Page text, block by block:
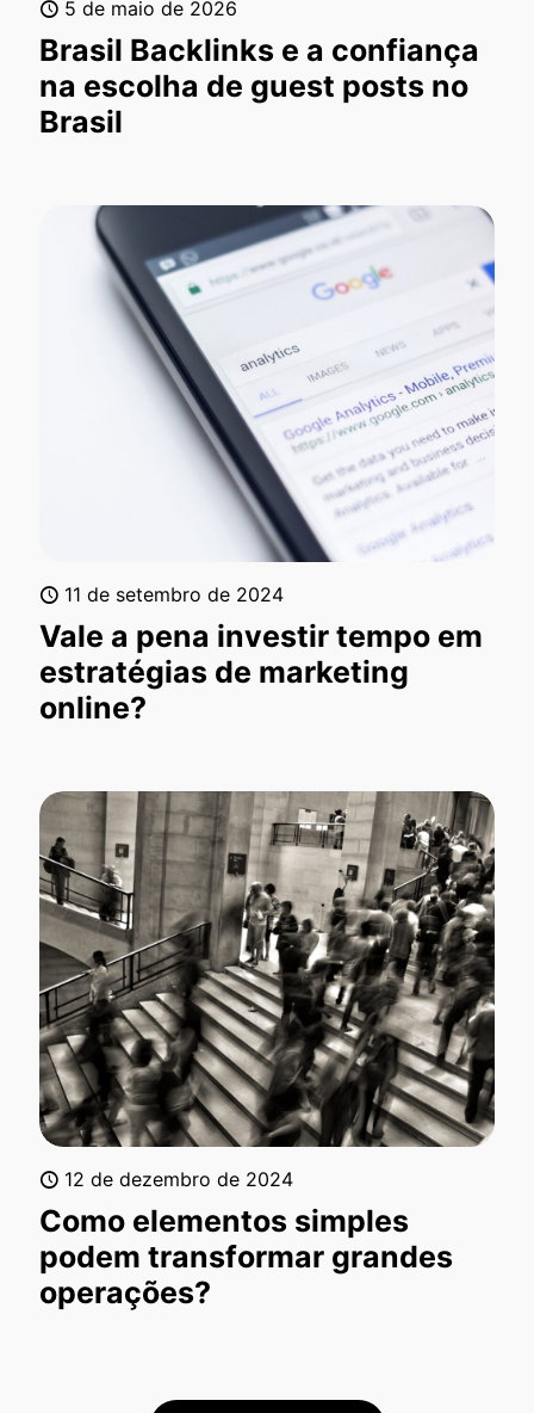
5 de maio de 2026
Brasil Backlinks e a confiança
na escolha de guest posts no
Brasil
11 de setembro de 2024
Vale a pena investir tempo em
estratégias de marketing
online?
12 de dezembro de 2024
Como elementos simples
podem transformar grandes
operações?